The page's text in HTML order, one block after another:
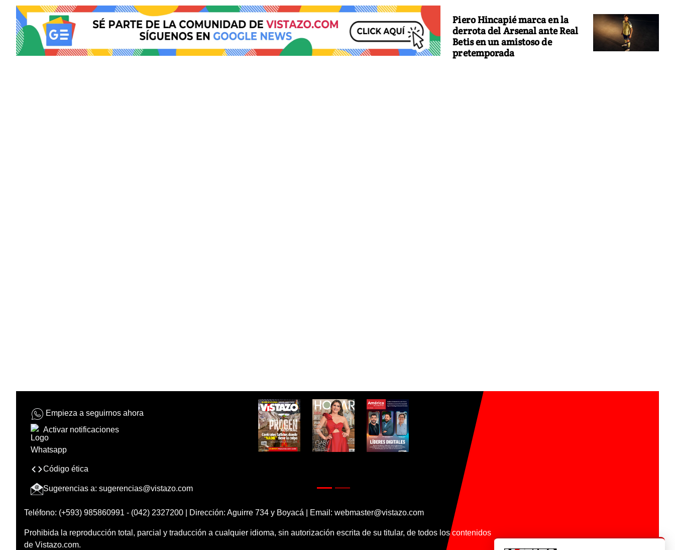
Piero Hincapié marca en la
derrota del Arsenal ante Real
Betis en un amistoso de
pretemporada
Empieza a seguirnos ahora
Activar notificaciones
Código ética
Sugerencias a: sugerencias@vistazo.com
Teléfono: (+593) 985860991 - (042) 2327200 | Dirección: Aguirre 734 y Boyacá | Email: webmaster@vistazo.com
Prohibida la reproducción total, parcial y traducción a cualquier idioma, sin autorización escrita de su titular, de todos los contenidos
de Vistazo.com.